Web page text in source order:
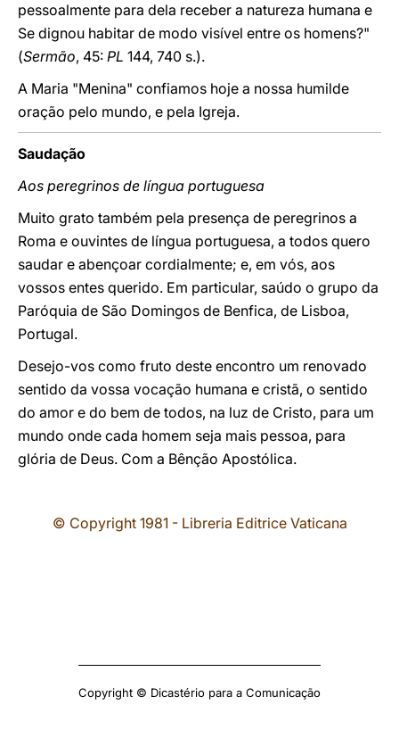
pessoalmente para dela receber a natureza humana e
Se dignou habitar de modo visível entre os homens?"
(Sermão, 45: PL 144, 740 s.).
A Maria "Menina" confiamos hoje a nossa humilde
oração pelo mundo, e pela Igreja.
Saudação
Aos peregrinos de língua portuguesa
Muito grato também pela presença de peregrinos a
Roma e ouvintes de língua portuguesa, a todos quero
saudar e abençoar cordialmente; e, em vós, aos
vossos entes querido. Em particular, saúdo o grupo da
Paróquia de São Domingos de Benfica, de Lisboa,
Portugal.
Desejo-vos como fruto deste encontro um renovado
sentido da vossa vocação humana e cristã, o sentido
do amor e do bem de todos, na luz de Cristo, para um
mundo onde cada homem seja mais pessoa, para
glória de Deus. Com a Bênção Apostólica.
© Copyright 1981 - Libreria Editrice Vaticana
Copyright © Dicastério para a Comunicação